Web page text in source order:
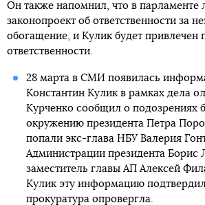
Он также напомнил, что в парламенте
законопроект об ответственности за
обогащение, и Кулик будет привлечен
ответственности.
28 марта в СМИ появилась
Константин Кулик в рамках дела
Курченко сообщил о подозрениях
окружению президента Петра
попали экс-глава НБУ Валерия
Администрации президента
заместитель главы АП Алексей
Кулик эту информацию
прокуратура опровергла.